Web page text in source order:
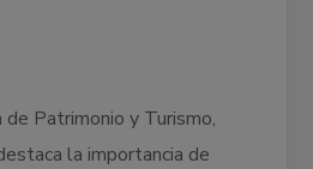
de Patrimonio y Turismo,
la importancia de